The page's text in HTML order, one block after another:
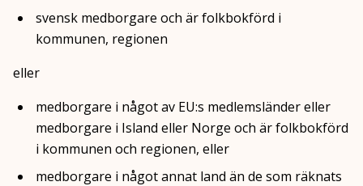
svensk medborgare och är folkbokförd i
kommunen, regionen
eller
medborgare i något av EU:s medlemsländer eller
medborgare i Island eller Norge och är folkbokförd
i kommunen och regionen, eller
medborgare i något annat land än de som räknats